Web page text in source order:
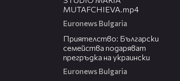
MUTAFCHIEVA.mp4
Euronews Bulgaria
Приятелство: Български
семейства подаряват
прегръдка на украински
Euronews Bulgaria